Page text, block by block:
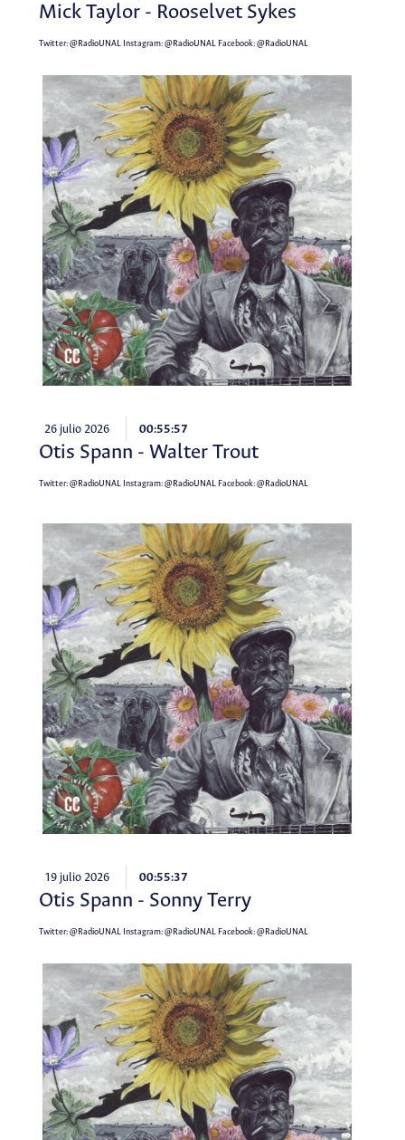
Mick Taylor - Rooselvet Sykes
Twitter:@RadioUNALInstagram:@RadioUNALFacebook:@RadioUNAL
26 julio 2026 00:55:57
Otis Spann - Walter Trout
Twitter:@RadioUNALInstagram:@RadioUNALFacebook:@RadioUNAL
19 julio 2026 00:55:37
Otis Spann - Sonny Terry
Twitter:@RadioUNALInstagram:@RadioUNALFacebook:@RadioUNAL